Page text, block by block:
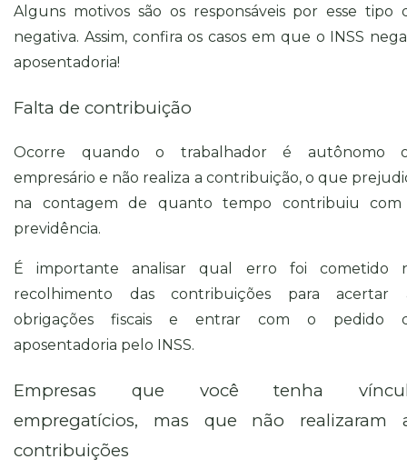
Alguns motivos são os responsáveis por esse tipo
negativa. Assim, confira os casos em que o INSS
aposentadoria!
Falta de contribuição
Ocorre quando o trabalhador é autônomo
empresário e não realiza a contribuição, o que
na contagem de quanto tempo contribuiu
previdência.
É importante analisar qual erro foi cometido
recolhimento das contribuições para acertar
obrigações fiscais e entrar com o pedido
aposentadoria pelo INSS.
Empresas que você tenha
empregatícios, mas que não realizaram
contribuições